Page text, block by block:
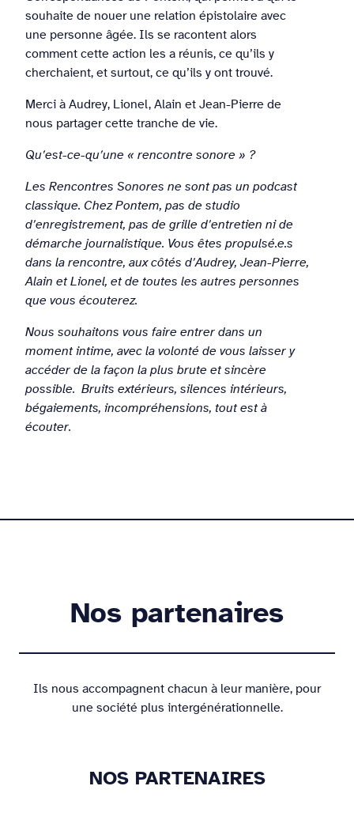
souhaite de nouer une relation épistolaire avec
une personne âgée. Ils se racontent alors
comment cette action les a réunis, ce qu’ils y
cherchaient, et surtout, ce qu’ils y ont trouvé.
Merci à Audrey, Lionel, Alain et Jean-Pierre de
nous partager cette tranche de vie.
Qu’est-ce-qu’une « rencontre sonore » ?
Les Rencontres Sonores ne sont pas un podcast
classique. Chez Pontem, pas de studio
d’enregistrement, pas de grille d’entretien ni de
démarche journalistique. Vous êtes propulsé.e.s
dans la rencontre, aux côtés d’Audrey, Jean-Pierre,
Alain et Lionel, et de toutes les autres personnes
que vous écouterez.
Nous souhaitons vous faire entrer dans un
moment intime, avec la volonté de vous laisser y
accéder de la façon la plus brute et sincère
possible. Bruits extérieurs, silences intérieurs,
bégaiements, incompréhensions, tout est à
écouter.
Nos partenaires
Ils nous accompagnent chacun à leur manière, pour
une société plus intergénérationnelle.
NOS PARTENAIRES